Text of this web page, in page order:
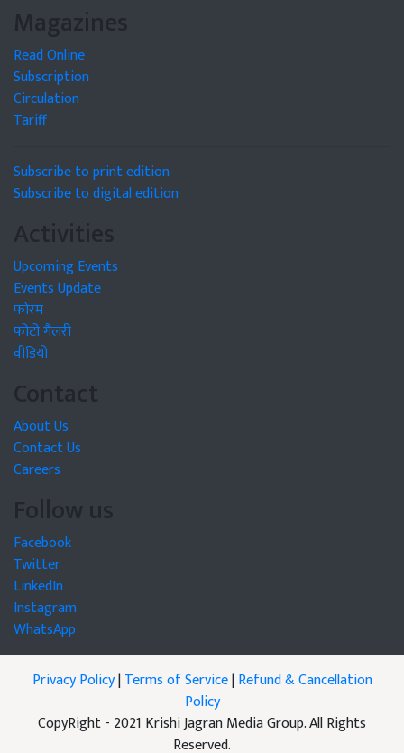
Magazines
Read Online
Subscription
Circulation
Tariff
Subscribe to print edition
Subscribe to digital edition
Activities
Upcoming Events
Events Update
फोरम
फोटो गैलरी
वीडियो
Contact
About Us
Contact Us
Careers
Follow us
Facebook
Twitter
LinkedIn
Instagram
WhatsApp
Privacy Policy|Terms of Service|Refund & Cancellation
Policy
CopyRight - 2021 Krishi Jagran Media Group. All Rights
Reserved.